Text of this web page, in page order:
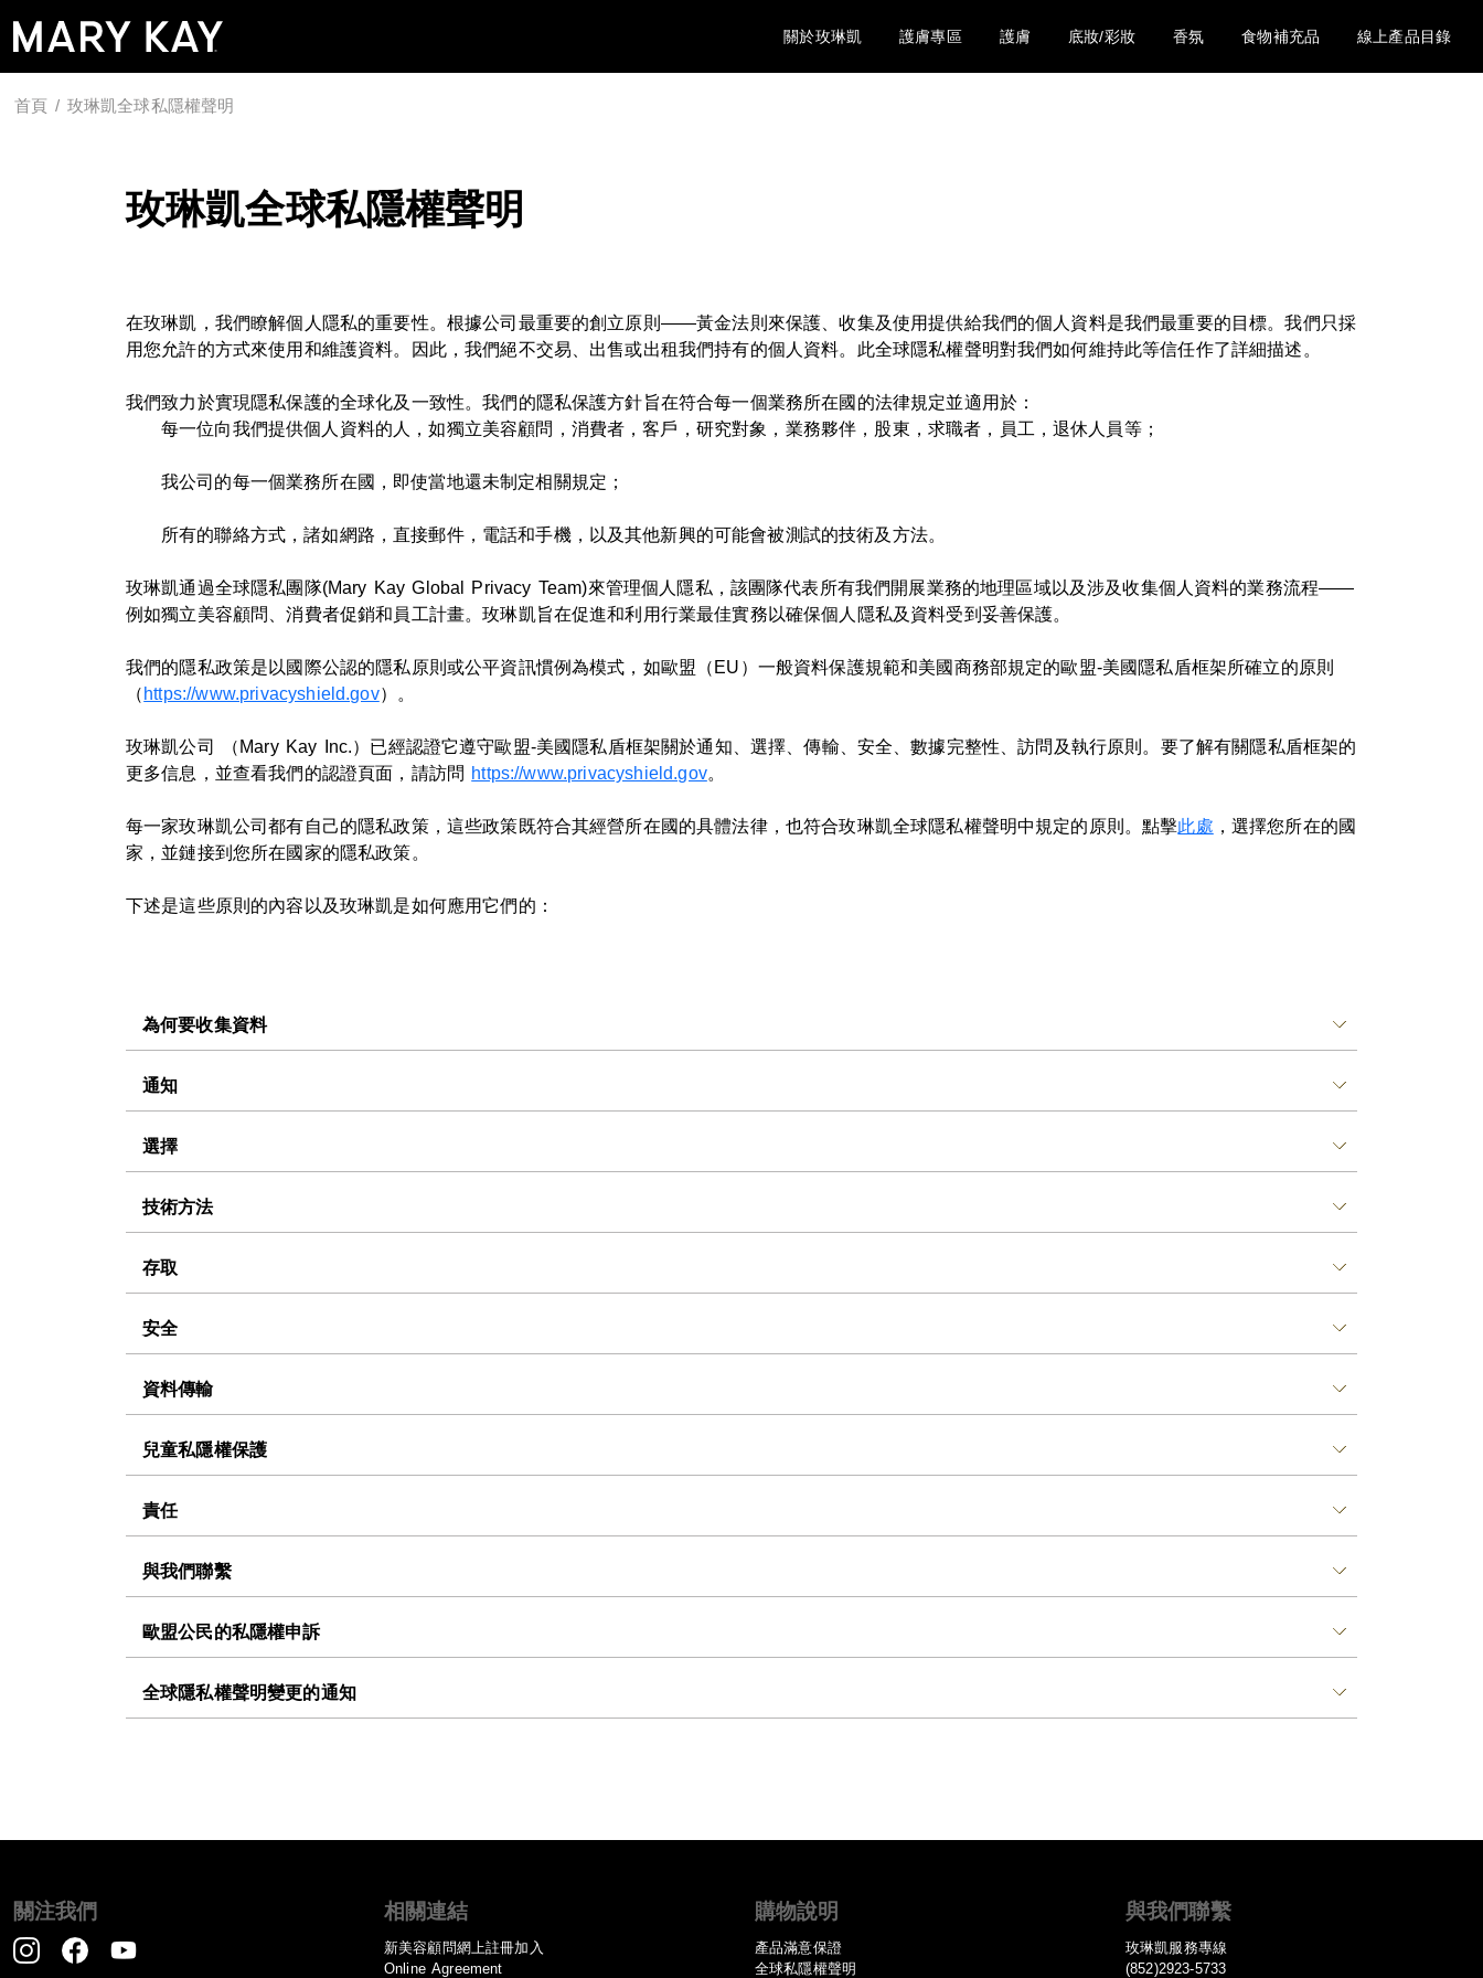
關於玫琳凱 護膚專區 護膚 底妝/彩妝 香氛 食物補充品 線上產品目錄
首頁 / 玫琳凱全球私隱權聲明
玫琳凱全球私隱權聲明
在玫琳凱，我們瞭解個人隱私的重要性。根據公司最重要的創立原則——黃金法則來保護、收集及使用提供給我們的個人資料是我們最重要的目標。我們只採
用您允許的方式來使用和維護資料。因此，我們絕不交易、出售或出租我們持有的個人資料。此全球隱私權聲明對我們如何維持此等信任作了詳細描述。
我們致力於實現隱私保護的全球化及一致性。我們的隱私保護方針旨在符合每一個業務所在國的法律規定並適用於：
每一位向我們提供個人資料的人，如獨立美容顧問，消費者，客戶，研究對象，業務夥伴，股東，求職者，員工，退休人員等；
我公司的每一個業務所在國，即使當地還未制定相關規定；
所有的聯絡方式，諸如網路，直接郵件，電話和手機，以及其他新興的可能會被測試的技術及方法。
玫琳凱通過全球隱私團隊(Mary Kay Global Privacy Team)來管理個人隱私，該團隊代表所有我們開展業務的地理區域以及涉及收集個人資料的業務流程——
例如獨立美容顧問、消費者促銷和員工計畫。玫琳凱旨在促進和利用行業最佳實務以確保個人隱私及資料受到妥善保護。
我們的隱私政策是以國際公認的隱私原則或公平資訊慣例為模式，如歐盟（EU）一般資料保護規範和美國商務部規定的歐盟-美國隱私盾框架所確立的原則
（ https://www.privacyshield.gov）。
玫琳凱公司 （Mary Kay Inc.）已經認證它遵守歐盟-美國隱私盾框架關於通知、選擇、傳輸、安全、數據完整性、訪問及執行原則。要了解有關隱私盾框架的
更多信息，並查看我們的認證頁面，請訪問 https://www.privacyshield.gov。
每一家玫琳凱公司都有自己的隱私政策，這些政策既符合其經營所在國的具體法律，也符合玫琳凱全球隱私權聲明中規定的原則。點擊此處 ，選擇您所在的國
家，並鏈接到您所在國家的隱私政策。
下述是這些原則的內容以及玫琳凱是如何應用它們的：
為何要收集資料
通知
選擇
技術方法
存取
安全
資料傳輸
兒童私隱權保護
責任
與我們聯繫
歐盟公民的私隱權申訴
全球隱私權聲明變更的通知
關注我們 相關連結
新美容顧問網上註冊加入
Online Agreement
購物說明
產品滿意保證
全球私隱權聲明
與我們聯繫
玫琳凱服務專線
(852)2923-5733